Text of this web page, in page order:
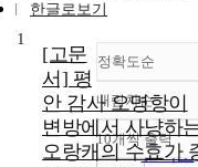
한글로보기
정확도순
정확도
순
인기도
내림차순
내림차
10개씩 출력
1
[고문
서] 평
안 감사 오명항이
변방에서 사냥하
오랑캐의 수효가